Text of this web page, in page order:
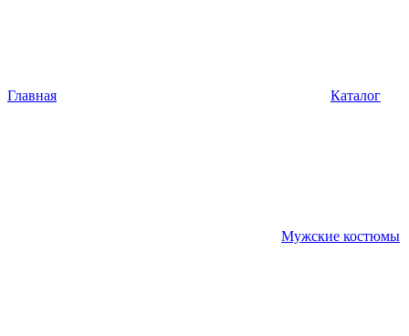
Главная Каталог
Мужские костюмы